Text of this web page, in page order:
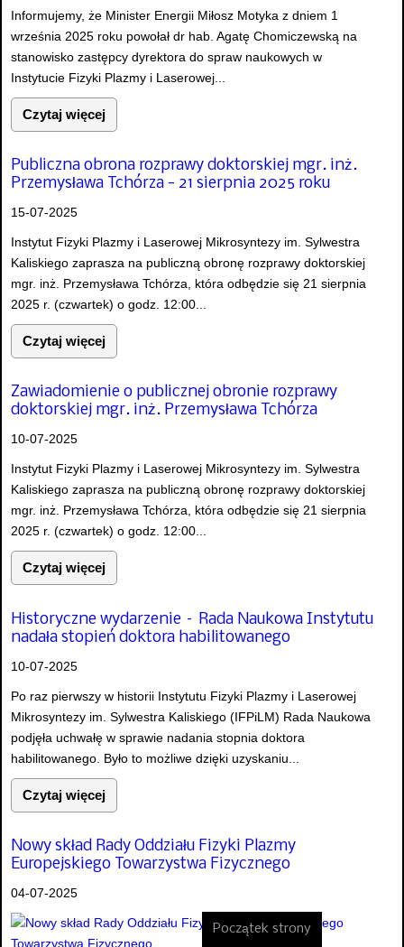
Informujemy, że Minister Energii Miłosz Motyka z dniem 1
września 2025 roku powołał dr hab. Agatę Chomiczewską na
stanowisko zastępcy dyrektora do spraw naukowych w
Instytucie Fizyki Plazmy i Laserowej...
Czytaj więcej
Publiczna obrona rozprawy doktorskiej mgr. inż.
Przemysława Tchórza - 21 sierpnia 2025 roku
15-07-2025
Instytut Fizyki Plazmy i Laserowej Mikrosyntezy im. Sylwestra
Kaliskiego zaprasza na publiczną obronę rozprawy doktorskiej
mgr. inż. Przemysława Tchórza, która odbędzie się 21 sierpnia
2025 r. (czwartek) o godz. 12:00...
Czytaj więcej
Zawiadomienie o publicznej obronie rozprawy
doktorskiej mgr. inż. Przemysława Tchórza
10-07-2025
Instytut Fizyki Plazmy i Laserowej Mikrosyntezy im. Sylwestra
Kaliskiego zaprasza na publiczną obronę rozprawy doktorskiej
mgr. inż. Przemysława Tchórza, która odbędzie się 21 sierpnia
2025 r. (czwartek) o godz. 12:00...
Czytaj więcej
Historyczne wydarzenie – Rada Naukowa Instytutu
nadała stopień doktora habilitowanego
10-07-2025
Po raz pierwszy w historii Instytutu Fizyki Plazmy i Laserowej
Mikrosyntezy im. Sylwestra Kaliskiego (IFPiLM) Rada Naukowa
podjęła uchwałę w sprawie nadania stopnia doktora
habilitowanego. Było to możliwe dzięki uzyskaniu...
Czytaj więcej
Nowy skład Rady Oddziału Fizyki Plazmy
Europejskiego Towarzystwa Fizycznego
04-07-2025
Początek strony